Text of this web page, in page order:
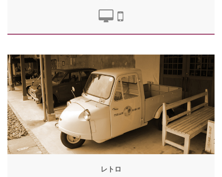
レトロ